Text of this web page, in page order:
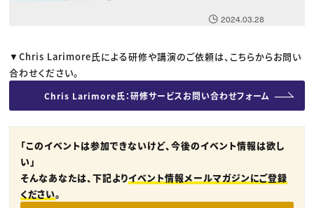
2024.03.28
▼Chris Larimore氏による研修や講演のご依頼は、こちらからお問い
合わせください。
Chris Larimore氏：研修サービスお問い合わせフォーム
「このイベントは参加できないけど、今後のイベント情報は欲し
い」
そんなあなたは、下記よりイベント情報メールマガジンにご登録
ください。